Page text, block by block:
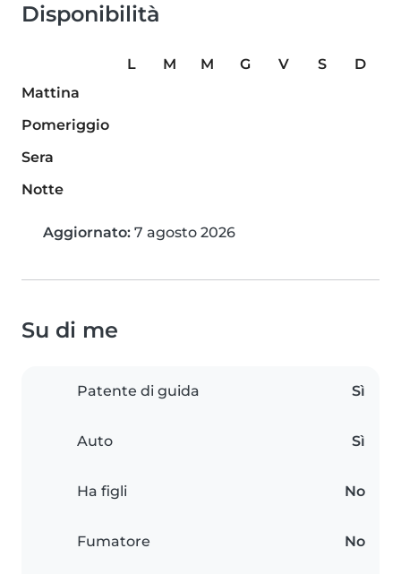
Disponibilità
L M M G V S
D
Mattina
Pomeriggio
Sera
Notte
Aggiornato: 7 agosto 2026
Su di me
Patente di guida Sì
Auto Sì
Ha figli No
Fumatore No